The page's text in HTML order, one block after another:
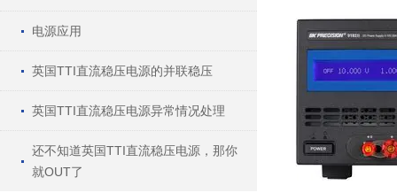
电源应用
英国TTI直流稳压电源的并联稳压
英国TTI直流稳压电源异常情况处理
还不知道英国TTI直流稳压电源，那你
就OUT了